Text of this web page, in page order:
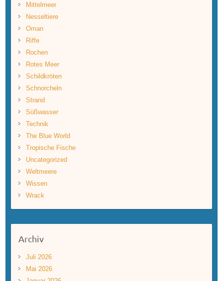
Mittelmeer
Nesseltiere
Oman
Riffe
Rochen
Rotes Meer
Schildkröten
Schnorcheln
Strand
Süßwasser
Technik
The Blue World
Tropische Fische
Uncategorized
Weltmeere
Wissen
Wrack
Archiv
Juli 2026
Mai 2026